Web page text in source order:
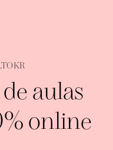
aulas
online